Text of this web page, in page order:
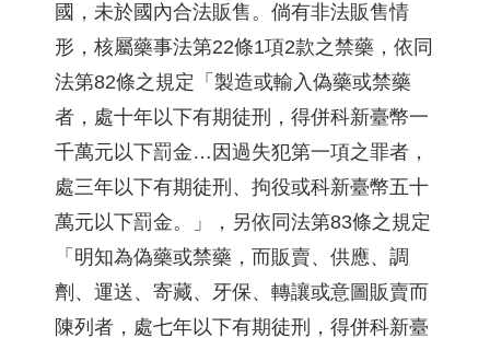
國，未於國內合法販售。倘有非法販售情
形，核屬藥事法第22條1項2款之禁藥，依同
法第82條之規定「製造或輸入偽藥或禁藥
者，處十年以下有期徒刑，得併科新臺幣一
千萬元以下罰金…因過失犯第一項之罪者，
處三年以下有期徒刑、拘役或科新臺幣五十
萬元以下罰金。」，另依同法第83條之規定
「明知為偽藥或禁藥，而販賣、供應、調
劑、運送、寄藏、牙保、轉讓或意圖販賣而
陳列者，處七年以下有期徒刑，得併科新臺